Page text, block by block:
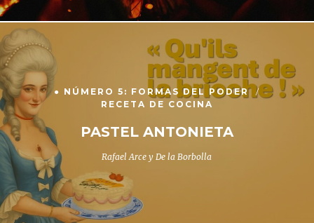
● NÚMERO 5: FORMAS DEL PODER
RECETA DE COCINA
PASTEL ANTONIETA
Rafael Arce y De la Borbolla